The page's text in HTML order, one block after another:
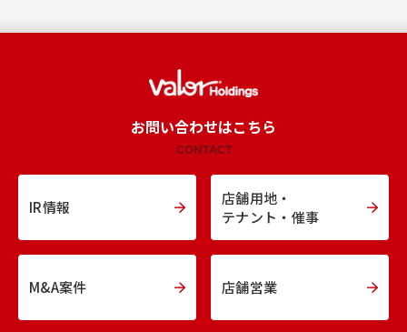
お問い合わせはこちら
CONTACT
IR情報
店舗用地・
テナント・催事
M&A案件 店舗営業